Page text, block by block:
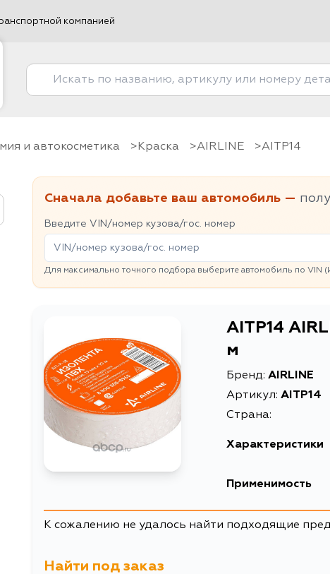
компанией
и автокосметика Краска AIRLINE AITP14
Сначала добавьте ваш автомобиль —
Введите VIN/номер кузова/гос. номер
Для максимально точного подбора выберите автомобиль по VIN
AITP14
м
Бренд: AIRLINE
Артикул:AITP14
Страна:
Характеристики
EAN-13
Длина упаковки, мм
Применимость
К сожалению не удалось найти подходящие
Найти под заказ